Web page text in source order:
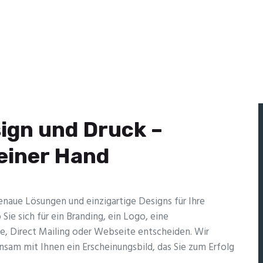
und Druck –
Hand
Lösungen und einzig­artige Designs für Ihre
sich für ein Branding, ein Logo, eine
Direct Mailing oder Webseite entscheiden. Wir
mit Ihnen ein Erscheinungsbild, das Sie zum Erfolg